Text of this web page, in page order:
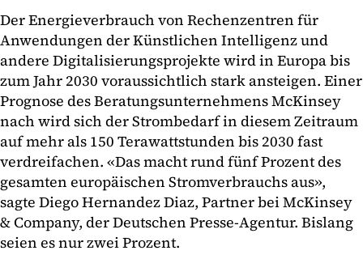
Der Energieverbrauch von Rechenzentren für
Anwendungen der Künstlichen Intelligenz und
andere Digitalisierungsprojekte wird in Europa bis
zum Jahr 2030 voraussichtlich stark ansteigen. Einer
Prognose des Beratungsunternehmens McKinsey
nach wird sich der Strombedarf in diesem Zeitraum
auf mehr als 150 Terawattstunden bis 2030 fast
verdreifachen. «Das macht rund fünf Prozent des
gesamten europäischen Stromverbrauchs aus»,
sagte Diego Hernandez Diaz, Partner bei McKinsey
& Company, der Deutschen Presse-Agentur. Bislang
seien es nur zwei Prozent.